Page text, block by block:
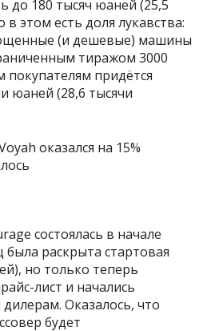
до 180 тысяч юаней (25,5
в этом есть доля лукавства:
(и дешевые) машины
тиражом 3000
покупателям придётся
юаней (28,6 тысячи
состоялась в начале
была раскрыта стартовая
но только теперь
лист и начались
Оказалось, что
будет